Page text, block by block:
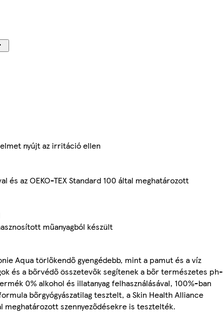
nyújt az irritáció ellen
és az OEKO-TEX Standard 100 által meghatározott
műanyagból készült
Aqua törlőkendő gyengédebb, mint a pamut és a víz
és a bőrvédő összetevők segítenek a bőr természetes ph-
0% alkohol és illatanyag felhasználásával, 100%-ban
bőrgyógyászatilag tesztelt, a Skin Health Alliance
meghatározott szennyeződésekre is tesztelték.